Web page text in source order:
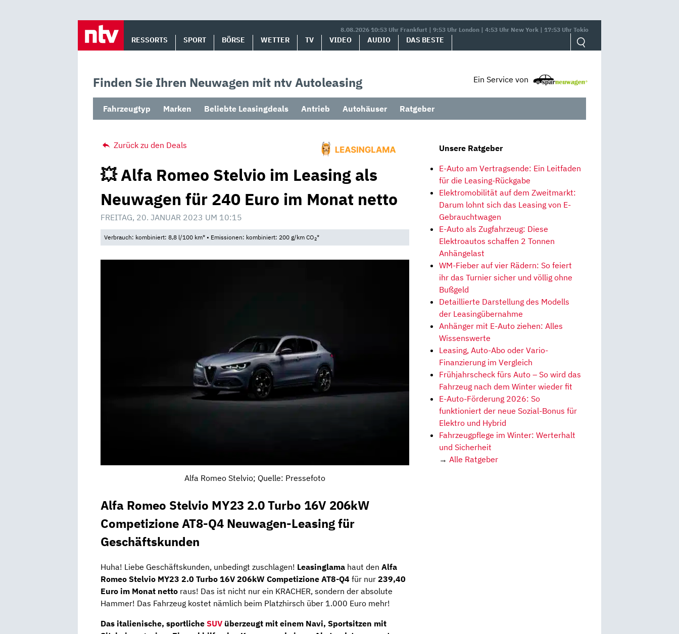
8.08.2026 10:53 Uhr Frankfurt | 9:53 Uhr London | 4:53 Uhr New York | 17:53 Uhr Tokio
RESSORTS SPORT BÖRSE WETTER TV VIDEO AUDIO DAS BESTE
Finden Sie Ihren Neuwagen mit ntv Autoleasing Ein Service von
Fahrzeugtyp Marken Beliebte Leasingdeals Antrieb Autohäuser Ratgeber
Zurück zu den Deals
💥 Alfa Romeo Stelvio im Leasing als
Neuwagen für 240 Euro im Monat netto
FREITAG, 20. JANUAR 2023 UM 10:15
Verbrauch: kombiniert: 8,8 l/100 km* • Emissionen: kombiniert: 200 g/km CO2*
Alfa Romeo Stelvio; Quelle: Pressefoto
Alfa Romeo Stelvio MY23 2.0 Turbo 16V 206kW
Competizione AT8-Q4 Neuwagen-Leasing für
Geschäftskunden
Huha! Liebe Geschäftskunden, unbedingt zuschlagen! Leasinglama haut den Alfa
Romeo Stelvio MY23 2.0 Turbo 16V 206kW Competizione AT8-Q4 für nur 239,40
Euro im Monat netto raus! Das ist nicht nur ein KRACHER, sondern der absolute
Hammer! Das Fahrzeug kostet nämlich beim Platzhirsch über 1.000 Euro mehr!
Das italienische, sportliche SUV überzeugt mit einem Navi, Sportsitzen mit
Unsere Ratgeber
E-Auto am Vertragsende: Ein Leitfaden
für die Leasing-Rückgabe
Elektromobilität auf dem Zweitmarkt:
Darum lohnt sich das Leasing von E-
Gebrauchtwagen
E-Auto als Zugfahrzeug: Diese
Elektroautos schaffen 2 Tonnen
Anhängelast
WM-Fieber auf vier Rädern: So feiert
ihr das Turnier sicher und völlig ohne
Bußgeld
Detaillierte Darstellung des Modells
der Leasingübernahme
Anhänger mit E-Auto ziehen: Alles
Wissenswerte
Leasing, Auto-Abo oder Vario-
Finanzierung im Vergleich
Frühjahrscheck fürs Auto – So wird das
Fahrzeug nach dem Winter wieder fit
E-Auto-Förderung 2026: So
funktioniert der neue Sozial-Bonus für
Elektro und Hybrid
Fahrzeugpflege im Winter: Werterhalt
und Sicherheit
→ Alle Ratgeber